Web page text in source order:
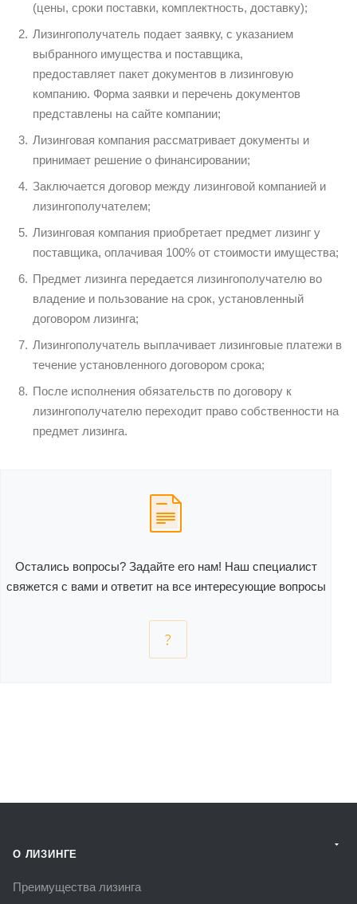
(цены, сроки поставки, комплектность, доставку);
Лизингополучатель подает заявку, с указанием
выбранного имущества и поставщика,
предоставляет пакет документов в лизинговую
компанию. Форма заявки и перечень документов
представлены на сайте компании;
Лизинговая компания рассматривает документы и
принимает решение о финансировании;
Заключается договор между лизинговой компанией и
лизингополучателем;
Лизинговая компания приобретает предмет лизинг у
поставщика, оплачивая 100% от стоимости имущества;
Предмет лизинга передается лизингополучателю во
владение и пользование на срок, установленный
договором лизинга;
Лизингополучатель выплачивает лизинговые платежи в
течение установленного договором срока;
После исполнения обязательств по договору к
лизингополучателю переходит право собственности на
предмет лизинга.
Остались вопросы? Задайте его нам! Наш специалист
свяжется с вами и ответит на все интересующие вопросы
О ЛИЗИНГЕ
Преимущества лизинга